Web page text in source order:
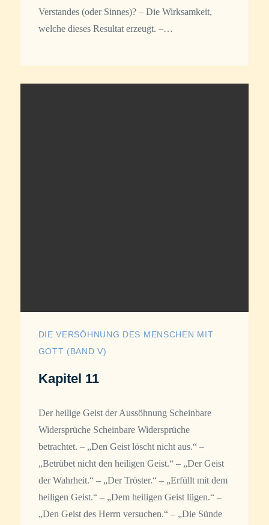
Verstandes (oder Sinnes)? – Die Wirksamkeit,
welche dieses Resultat erzeugt. –…
DIE VERSÖHNUNG DES MENSCHEN MIT
GOTT (BAND V)
Kapitel 11
Der heilige Geist der Aussöhnung Scheinbare
Widersprüche Scheinbare Widersprüche
betrachtet. – „Den Geist löscht nicht aus.“ –
„Betrübet nicht den heiligen Geist.“ – „Der Geist
der Wahrheit.“ – „Der Tröster.“ – „Erfüllt mit dem
heiligen Geist.“ – „Dem heiligen Geist lügen.“ –
„Den Geist des Herrn versuchen.“ – „Die Sünde